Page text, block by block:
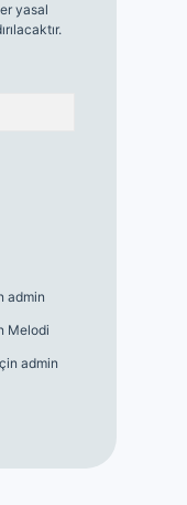
yasal
admin
Melodi
admin